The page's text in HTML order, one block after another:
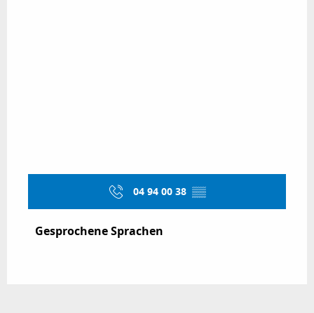
04 94 00 38 ▒▒
Gesprochene Sprachen
Gesprochene Sprachen